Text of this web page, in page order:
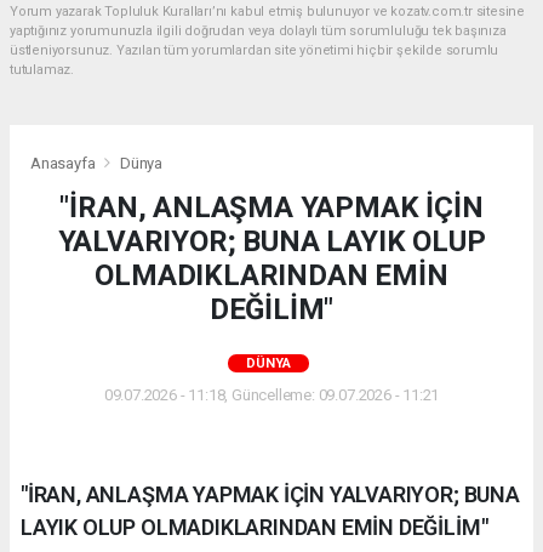
Yorum yazarak Topluluk Kuralları’nı kabul etmiş bulunuyor ve kozatv.com.tr sitesine
yaptığınız yorumunuzla ilgili doğrudan veya dolaylı tüm sorumluluğu tek başınıza
üstleniyorsunuz. Yazılan tüm yorumlardan site yönetimi hiçbir şekilde sorumlu
tutulamaz.
Anasayfa Dünya
"İRAN, ANLAŞMA YAPMAK İÇİN
YALVARIYOR; BUNA LAYIK OLUP
OLMADIKLARINDAN EMİN
DEĞİLİM"
DÜNYA
09.07.2026 - 11:18, Güncelleme: 09.07.2026 - 11:21
"İRAN, ANLAŞMA YAPMAK İÇİN YALVARIYOR; BUNA
LAYIK OLUP OLMADIKLARINDAN EMİN DEĞİLİM"